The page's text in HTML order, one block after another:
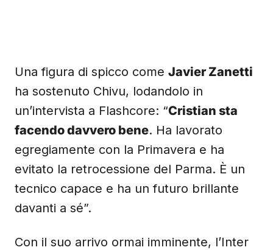
Una figura di spicco come Javier Zanetti
ha sostenuto Chivu, lodandolo in
un’intervista a Flashcore: “Cristian sta
facendo davvero bene. Ha lavorato
egregiamente con la Primavera e ha
evitato la retrocessione del Parma. È un
tecnico capace e ha un futuro brillante
davanti a sé”.
Con il suo arrivo ormai imminente, l’Inter